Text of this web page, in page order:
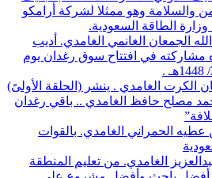
والسلامة وهو ممثلا لشركة أرامكو
الطاقة السعودية.
الجمعان الغانمي الغامدي. أديب
في افتتاح سوق رغدان يوم
الكرت الغامدي . ينشر (الحلقة الأولىً)
مصلح حافظ الغامدي .. باقي رغدان
عطيه الحمراني الغامدي. بالقوات
الغامدي. من تعليم المنطقة